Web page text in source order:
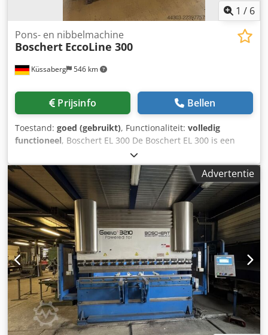
1 / 6
Küssaberg 546 km
Pons- en nibbelmachine
Boschert EccoLine 300
Prijsinfo Bellen
Toestand: goed (gebruikt), Functionaliteit: volledig
functioneel, Boschert EL 300 De Boschert EL 300 is een
handmatige ponsmachine met een ponskracht van 28 ton.
Uitgerust met een Trumpf-gereedschapshouder, kunnen
matrijzen tot maat III (omtrek 105 mm) worden
geïnstalleerd. Crsdpfx Aoznu H Seqxef Voorzien van een
constante slag, een enkele slag en een tiptoetsbediening.
Naast het standaard voetpedaal kan de ponsslag ook via
een bediening met twee handen worden geactiveerd. Dit is
vooral handig bij werkstukken waarbij de plexiglazen
beschermkap boven moet blijven (bijvoorbeeld L-
profielen), waardoor er via de bediening met twee handen
gewerkt kan worden. De geïntegreerde lades zijn ideaal
voor het opbergen van het ponsgereedschap en
toebehoren. Het eenvoudige bedieningsgemak en de
snelle gereedschapswissel maken deze machine
toegankelijk voor iedereen.
Advertentie